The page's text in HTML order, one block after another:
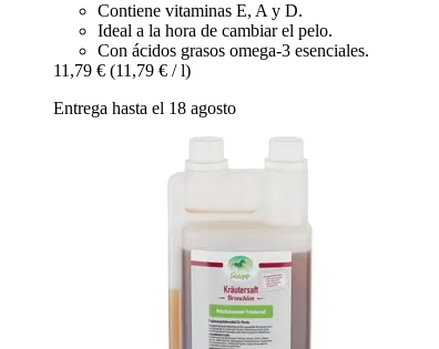
Contiene vitaminas E, A y D.
Ideal a la hora de cambiar el pelo.
Con ácidos grasos omega-3 esenciales.
11,79 € (11,79 € / l)
Entrega hasta el 18 agosto